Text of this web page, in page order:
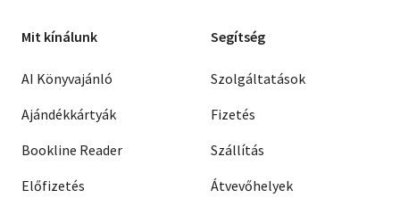
Mit kínálunk
AI Könyvajánló
Ajándékkártyák
Bookline Reader
Előfizetés
Segítség
Szolgáltatások
Fizetés
Szállítás
Átvevőhelyek